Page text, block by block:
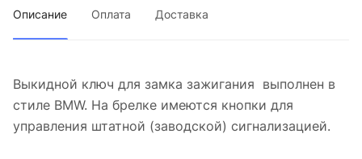
Описание Оплата Доставка
Выкидной ключ для замка зажигания выполнен в
стиле BMW. На брелке имеются кнопки для
управления штатной (заводской) сигнализацией.